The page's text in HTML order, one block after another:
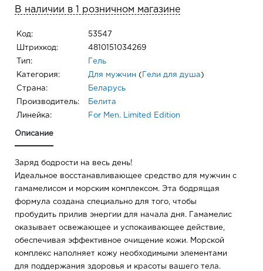
В наличии в 1 розничном магазине
Код: 53547
Штрихкод: 4810151034269
Тип: Гель
Категория: Для мужчин ( Гели для душа )
Страна: Беларусь
Производитель: Белита
Линейка: For Men. Limited Edition
Описание
Заряд бодрости на весь день!
Идеальное восстанавливающее средство для мужчин с
гамамелисом и морским комплексом. Эта бодрящая
формула создана специально для того, чтобы
пробудить прилив энергии для начала дня. Гамамелис
оказывает освежающее и успокаивающее действие,
обеспечивая эффективное очищение кожи. Морской
комплекс наполняет кожу необходимыми элементами
для поддержания здоровья и красоты вашего тела.